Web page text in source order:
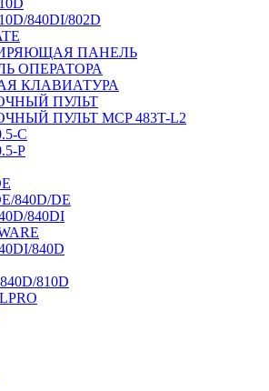
840DI/802D
ПАНЕЛЬ
ОПЕРАТОРА
КЛАВИАТУРА
ПУЛЬТ
ПУЛЬТ MCP 483T-L2
C
P
840D/DE
840DI
840D
810D